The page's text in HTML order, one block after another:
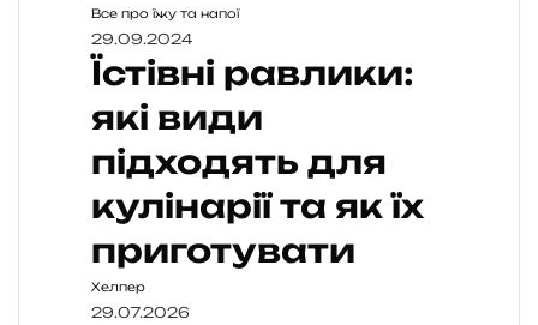
Все про їжу та напої
29.09.2024
Їстівні равлики:
які види
підходять для
кулінарії та як їх
приготувати
Хелпер
29.07.2026